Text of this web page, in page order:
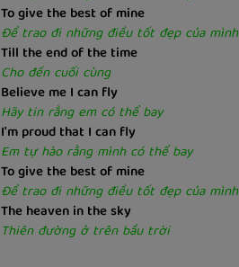
To give the best of mine
Để trao đi những điều tốt đẹp của mình
Till the end of the time
Cho đến cuối cùng
Believe me I can fly
Hãy tin rằng em có thể bay
I'm proud that I can fly
Em tự hào rằng mình có thể bay
To give the best of mine
Để trao đi những điều tốt đẹp của mình
The heaven in the sky
Thiên đường ở trên bầu trời